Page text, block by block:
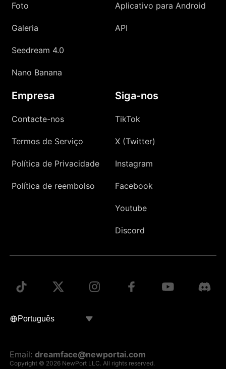
Foto
Galeria
Seedream 4.0
Nano Banana
Aplicativo para Android
API
Empresa
Contacte-nos
Termos de Serviço
Política de Privacidade
Política de reembolso
Siga-nos
TikTok
X (Twitter)
Instagram
Facebook
Youtube
Discord
Email:dreamface@newportai.com
Copyright © 2026 NewPort LLC. All rights reserved.